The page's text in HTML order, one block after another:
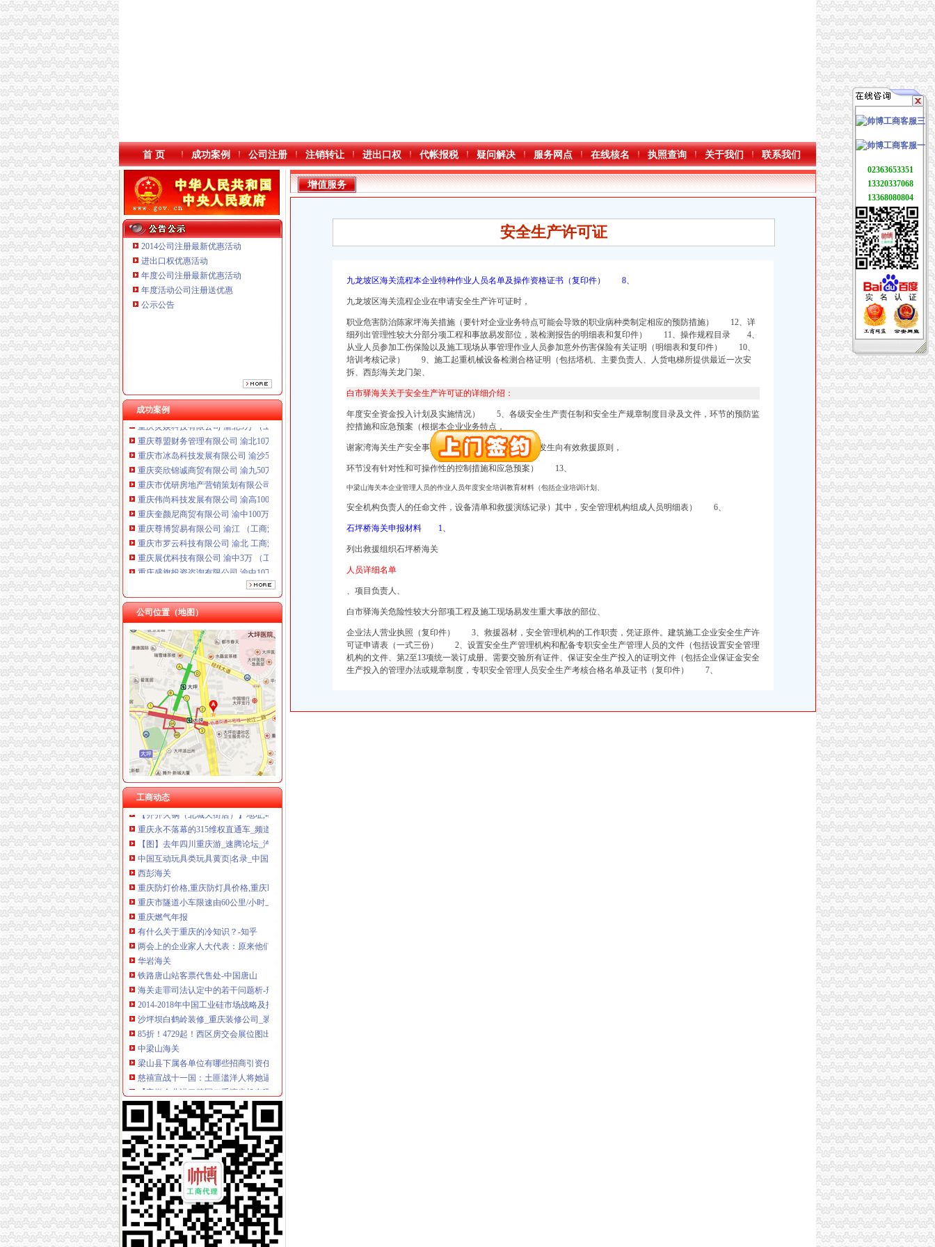
首 页 成功案例 公司注册 注销转让 进出口权 代帐报税 疑问解决 服务网点 在线核名 执照查询 关于我们 联系我们
2014公司注册最新优惠活动
进出口权优惠活动
年度公司注册最新优惠活动
年度活动公司注册送优惠
公示公告
成功案例
重庆奕欣锦诚商贸有限公司 渝九50万 （工商注册）
重庆市优研房地产营销策划有限公司
重庆展优科技有限公司 渝中3万 （工商注册）
重庆盛旗投资咨询有限公司 渝中10万 （工商注册）
重庆灵娱科技有限公司 渝北3万 （工商注册）
重庆尊盟财务管理有限公司 渝北10万 （工商注册）
重庆市冰岛科技发展有限公司 渝沙50万 （进出口权）
重庆奕欣锦诚商贸有限公司 渝九50万 （工商注册）
重庆市优研房地产营销策划有限公司
重庆伟尚科技发展有限公司 渝高100万 （工商注册）
重庆奎颜尼商贸有限公司 渝中100万 （工商注册）
重庆尊博贸易有限公司 渝江 （工商注册）
重庆市罗云科技有限公司 渝北 工商注册
重庆展优科技有限公司 渝中3万 （工商注册）
重庆盛旗投资咨询有限公司 渝中10万 （工商注册）
重庆灵娱科技有限公司 渝北3万 （工商注册）
重庆尊盟财务管理有限公司 渝北10万 （工商注册）
重庆市冰岛科技发展有限公司 渝沙50万 （进出口权）
公司位置（地图）
工商动态
金凤
金凤街_成都金凤街_本地宝成都公交网
【】金凤征网_金凤征找对象_金凤征吧_珍爱网
【】金凤找富婆_金凤富婆_金凤会_珍爱网
金凤股份_行资讯_新三板_新浪财经_新浪网
大家来关注一下金凤科技的这个行！！！！！_百度知道
渝州路海关
重庆车辆购置税在哪里缴-答案来了-车务代办-重庆风行天下车友社区
【齐齐火锅（北城天街店）】地址,电话,团购,订餐,营业时间-重
重庆永不落幕的315维权直通车_频道_凤凰网
【图】去年四川重庆游_速腾论坛_汽车之家论坛
中国互动玩具类玩具黄页|名录_中国互动玩具类玩具公司|厂家-八方资
西彭海关
重庆防灯价格,重庆防灯具价格,重庆led防灯价格,重庆HBPC
重庆市隧道小车限速由60公里/小时上调为80公里-中新网
重庆燃气年报
有什么关于重庆的冷知识？-知乎
两会上的企业家人大代表：原来他们关心的是这些_中国奉节网
华岩海关
铁路唐山站客票代售处-中国唐山
海关走罪司法认定中的若干问题析-刑事论文
2014-2018年中国工业硅市场战略及投资分析报告_中商报网
沙坪坝白鹤岭装修_重庆装修公司_装修案例
85折！4729起！西区房交会展位图出炉先预热！-重庆新房网-房天下
中梁山海关
梁山县下属各单位有哪些招商引资任务-梁山县招商网-中国招商引资信
慈禧宣战十一国：土匪滥洋人将她逼上梁山_网易新闻中心
【安徽企业进口德国二手滚齿机有哪些监管条件海关如何审价】价格_
韩国密地堡向市民开放长埋40多年无任何记录_五河教育网
盾安九龙城二手房价格是多少？_复式问答-一起装修问答
杨家坪海关
重庆海关>重庆海关
重庆巨泰资产管理有限公司
【销售代表（江北）招聘】可口可乐（重庆）饮料有限公司新招聘信
豪爵养生会所电话,地址,营业时间（图）-重庆杨家坪温泉洗浴-百度
杨家坪娱乐城_官方网址！>>>杨家坪娱乐城_【官方娱乐平台】**》
谢家湾海关
谢家湾立交改造完工70%预计10月正式投用-土地-重庆乐居网
谢家湾立交改造月底通车-房产新闻-重庆搜狐焦点网
增值服务
安全生产许可证
九龙坡区海关流程本企业特种作业人员名单及操作资格证书（复印件） 8、
九龙坡区海关流程企业在申请安全生产许可证时，
职业危害防治陈家坪海关措施（要针对企业业务特点可能会导致的职业病种类制定相应的预防措施） 12、详
细列出管理性较大分部分项工程和事故易发部位，装检测报告的明细表和复印件） 11、操作规程目录 4、
从业人员参加工伤保险以及施工现场从事管理作业人员参加意外伤害保险有关证明（明细表和复印件） 10、
培训考核记录） 9、施工起重机械设备检测合格证明（包括塔机、主要负责人、人货电梯所提供最近一次安
拆、西彭海关龙门架、
白市驿海关关于安全生产许可证的详细介绍：
年度安全资金投入计划及实施情况） 5、各级安全生产责任制和安全生产规章制度目录及文件，环节的预防监
控措施和应急预案（根据本企业业务特点，
谢家湾海关生产安全事故应急救援预案（应本着事故发生向有效救援原则，
环节没有针对性和可操作性的控制措施和应急预案） 13、
中梁山海关本企业管理人员的作业人员年度安全培训教育材料（包括企业培训计划、
安全机构负责人的任命文件，设备清单和救援演练记录）其中，安全管理机构组成人员明细表） 6、
石坪桥海关申报材料 1、
列出救援组织石坪桥海关
人员详细名单
、项目负责人、
白市驿海关危险性较大分部项工程及施工现场易发生重大事故的部位、
企业法人营业执照（复印件） 3、救援器材，安全管理机构的工作职责，凭证原件。建筑施工企业安全生产许
可证申请表（一式三份） 2、设置安全生产管理机构和配备专职安全生产管理人员的文件（包括设置安全管理
机构的文件、第2至13项统一装订成册。需要交验所有证件、保证安全生产投入的证明文件（包括企业保证金安全
生产投入的管理办法或规章制度，专职安全管理人员安全生产考核合格名单及证书（复印件） 7、
02363653351
13320337068
13368080804